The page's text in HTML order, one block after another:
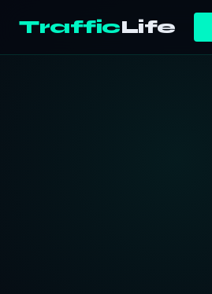
TrafficLife